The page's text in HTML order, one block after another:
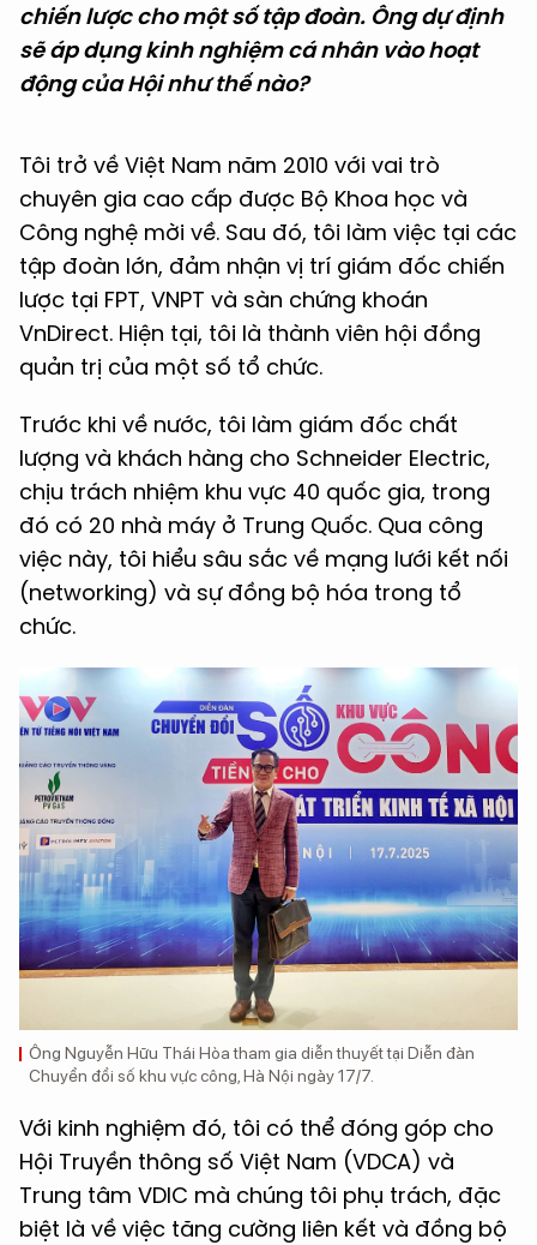
chiến lược cho một số tập đoàn. Ông dự định
sẽ áp dụng kinh nghiệm cá nhân vào hoạt
động của Hội như thế nào?
Tôi trở về Việt Nam năm 2010 với vai trò
chuyên gia cao cấp được Bộ Khoa học và
Công nghệ mời về. Sau đó, tôi làm việc tại các
tập đoàn lớn, đảm nhận vị trí giám đốc chiến
lược tại FPT, VNPT và sàn chứng khoán
VnDirect. Hiện tại, tôi là thành viên hội đồng
quản trị của một số tổ chức.
Trước khi về nước, tôi làm giám đốc chất
lượng và khách hàng cho Schneider Electric,
chịu trách nhiệm khu vực 40 quốc gia, trong
đó có 20 nhà máy ở Trung Quốc. Qua công
việc này, tôi hiểu sâu sắc về mạng lưới kết nối
(networking) và sự đồng bộ hóa trong tổ
chức.
Ông Nguyễn Hữu Thái Hòa tham gia diễn thuyết tại Diễn đàn
Chuyển đổi số khu vực công, Hà Nội ngày 17/7.
Với kinh nghiệm đó, tôi có thể đóng góp cho
Hội Truyền thông số Việt Nam (VDCA) và
Trung tâm VDIC mà chúng tôi phụ trách, đặc
biệt là về việc tăng cường liên kết và đồng bộ